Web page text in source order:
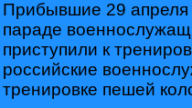
Прибывшие 29 апреля
параде
приступили к
российские
тренировке пешей